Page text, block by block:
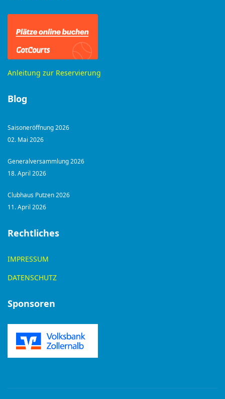
Anleitung zur Reservierung
Blog
Saisoneröffnung 2026
02. Mai 2026
Generalversammlung 2026
18. April 2026
Clubhaus Putzen 2026
11. April 2026
Rechtliches
IMPRESSUM
DATENSCHUTZ
Sponsoren